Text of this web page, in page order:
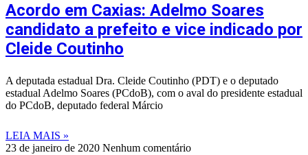
Acordo em Caxias: Adelmo Soares
candidato a prefeito e vice indicado por
Cleide Coutinho
A deputada estadual Dra. Cleide Coutinho (PDT) e o deputado
estadual Adelmo Soares (PCdoB), com o aval do presidente estadual
do PCdoB, deputado federal Márcio
LEIA MAIS »
23 de janeiro de 2020 Nenhum comentário